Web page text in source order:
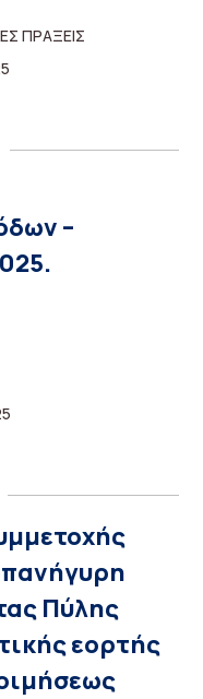
ΠΡΑΞΕΙΣ
–
Πύλης
εορτής